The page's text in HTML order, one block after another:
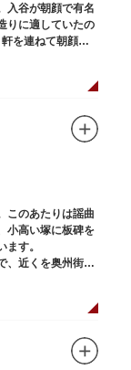
入谷が朝顔で有名
りに適していたの
を連ねて朝顔造
このあたりは謡曲
小高い塚に板碑を
す。
、近くを奥州街道
す。「梅若伝
いう人買いにさ
りこの地に捨てら
尼と称し庵を結ん
しています。